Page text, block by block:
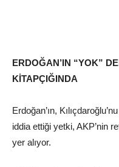
ERDOĞAN’IN “YOK”
KİTAPÇIĞINDA
Erdoğan’ın,
iddia ettiği yetki, AKP’nin
yer alıyor.